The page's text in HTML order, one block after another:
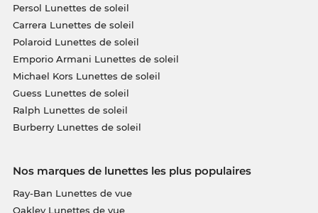
Persol Lunettes de soleil
Carrera Lunettes de soleil
Polaroid Lunettes de soleil
Emporio Armani Lunettes de soleil
Michael Kors Lunettes de soleil
Guess Lunettes de soleil
Ralph Lunettes de soleil
Burberry Lunettes de soleil
Nos marques de lunettes les plus populaires
Ray-Ban Lunettes de vue
Oakley Lunettes de vue